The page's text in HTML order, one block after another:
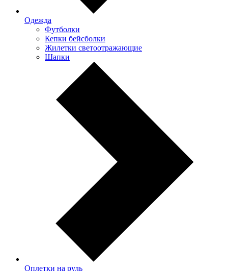
Одежда
Футболки
Кепки бейсболки
Жилетки светоотражающие
Шапки
Оплетки на руль